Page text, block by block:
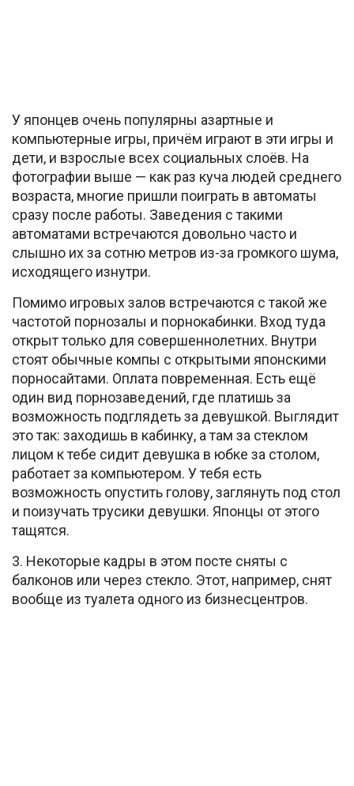
У японцев очень популярны азартные и
компьютерные игры, причём играют в эти игры и
дети, и взрослые всех социальных слоёв. На
фотографии выше — как раз куча людей среднего
возраста, многие пришли поиграть в автоматы
сразу после работы. Заведения с такими
автоматами встречаются довольно часто и
слышно их за сотню метров из-за громкого шума,
исходящего изнутри.
Помимо игровых залов встречаются с такой же
частотой порнозалы и порнокабинки. Вход туда
открыт только для совершеннолетних. Внутри
стоят обычные компы с открытыми японскими
порносайтами. Оплата повременная. Есть ещё
один вид порнозаведений, где платишь за
возможность подглядеть за девушкой. Выглядит
это так: заходишь в кабинку, а там за стеклом
лицом к тебе сидит девушка в юбке за столом,
работает за компьютером. У тебя есть
возможность опустить голову, заглянуть под стол
и поизучать трусики девушки. Японцы от этого
тащятся.
3. Некоторые кадры в этом посте сняты с
балконов или через стекло. Этот, например, снят
вообще из туалета одного из бизнесцентров.